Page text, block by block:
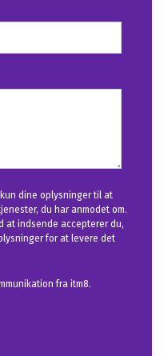
dine oplysninger til at
du har anmodet om.
at indsende accepterer du,
for at levere det
fra itm8.